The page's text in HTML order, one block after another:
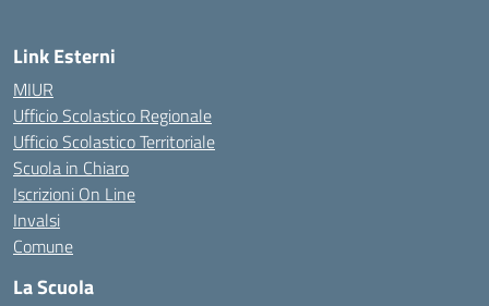
Link Esterni
MIUR
Ufficio Scolastico Regionale
Ufficio Scolastico Territoriale
Scuola in Chiaro
Iscrizioni On Line
Invalsi
Comune
La Scuola